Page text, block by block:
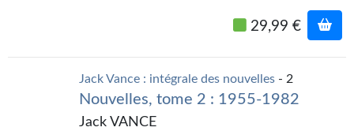
Nous contacter
29,99 €
Jack Vance : intégrale des nouvelles - 2
Nouvelles, tome 2 : 1955-1982
Jack VANCE